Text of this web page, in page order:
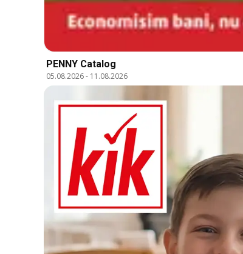
PENNY Catalog
05.08.2026- 11.08.2026